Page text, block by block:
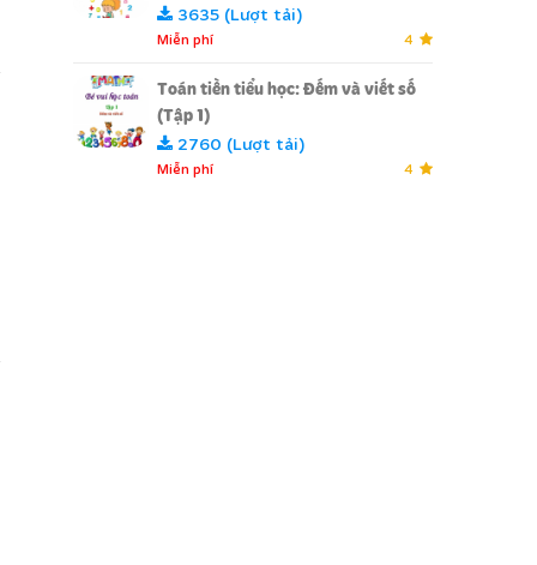
3635 (Lượt tải)
Miễn phí 4
Toán tiền tiểu học: Đếm và viết số
(Tập 1)
2760 (Lượt tải)
Miễn phí 4